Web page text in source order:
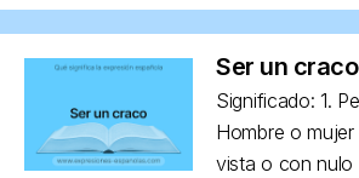
Ser un craco
Significado: 1.
Hombre o
vista o con nulo